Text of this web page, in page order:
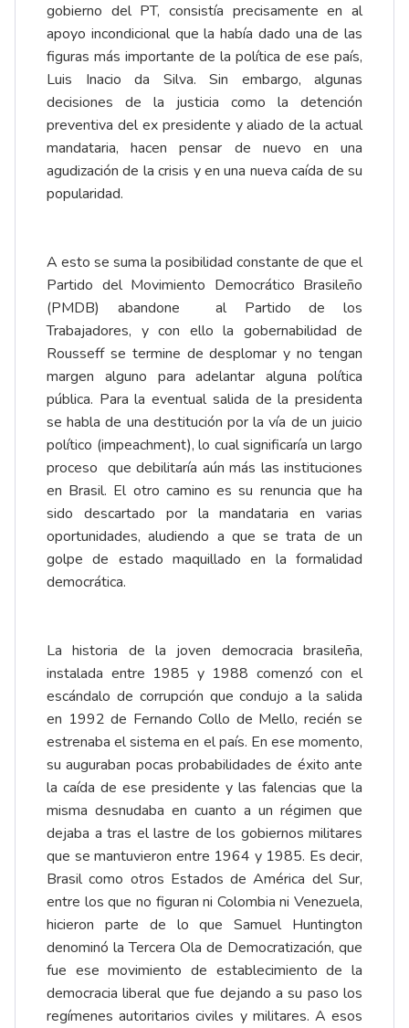
gobierno del PT, consistía precisamente en al
apoyo incondicional que la había dado una de las
figuras más importante de la política de ese país,
Luis Inacio da Silva. Sin embargo, algunas
decisiones de la justicia como la detención
preventiva del ex presidente y aliado de la actual
mandataria, hacen pensar de nuevo en una
agudización de la crisis y en una nueva caída de su
popularidad.
A esto se suma la posibilidad constante de que el
Partido del Movimiento Democrático Brasileño
(PMDB) abandone al Partido de los
Trabajadores, y con ello la gobernabilidad de
Rousseff se termine de desplomar y no tengan
margen alguno para adelantar alguna política
pública. Para la eventual salida de la presidenta
se habla de una destitución por la vía de un juicio
político (impeachment), lo cual significaría un largo
proceso que debilitaría aún más las instituciones
en Brasil. El otro camino es su renuncia que ha
sido descartado por la mandataria en varias
oportunidades, aludiendo a que se trata de un
golpe de estado maquillado en la formalidad
democrática.
La historia de la joven democracia brasileña,
instalada entre 1985 y 1988 comenzó con el
escándalo de corrupción que condujo a la salida
en 1992 de Fernando Collo de Mello, recién se
estrenaba el sistema en el país. En ese momento,
su auguraban pocas probabilidades de éxito ante
la caída de ese presidente y las falencias que la
misma desnudaba en cuanto a un régimen que
dejaba a tras el lastre de los gobiernos militares
que se mantuvieron entre 1964 y 1985. Es decir,
Brasil como otros Estados de América del Sur,
entre los que no figuran ni Colombia ni Venezuela,
hicieron parte de lo que Samuel Huntington
denominó la Tercera Ola de Democratización, que
fue ese movimiento de establecimiento de la
democracia liberal que fue dejando a su paso los
regímenes autoritarios civiles y militares. A esos